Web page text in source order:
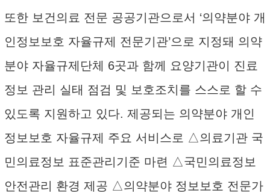
또한 보건의료 전문 공공기관으로서 ‘의약분야 개
인정보보호 자율규제 전문기관’으로 지정돼 의약
분야 자율규제단체 6곳과 함께 요양기관이 진료
정보 관리 실태 점검 및 보호조치를 스스로 할 수
있도록 지원하고 있다. 제공되는 의약분야 개인
정보보호 자율규제 주요 서비스로 △의료기관 국
민의료정보 표준관리기준 마련 △국민의료정보
안전관리 환경 제공 △의약분야 정보보호 전문가